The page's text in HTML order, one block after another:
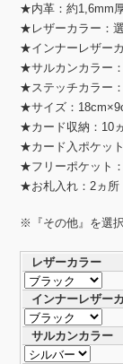
★内革：約1,6mm
★レザーカラー：
★インナーレザー
★サルカンカラー
★ステッチカラー
★サイズ：
★カード収納：10
★カード入ポケッ
★フリーポケット
★お札入れ：2ヵ所
※『その他』を選
レザーカラー
インナーレザー
サルカンカラー